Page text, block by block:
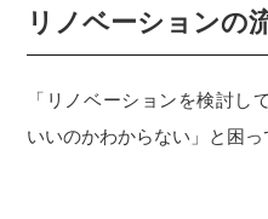
リノベーションの
「リノベーションを検討し
いいのかわからない」と困